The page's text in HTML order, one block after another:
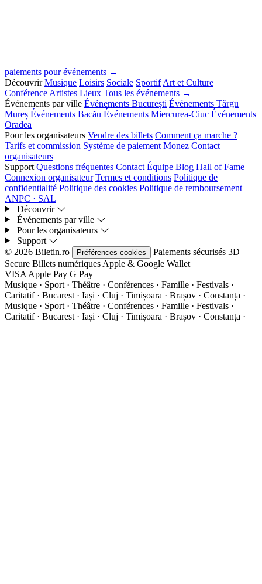
paiements pour événements →
Découvrir Musique Loisirs Sociale Sportif Art et Culture
Conférence Artistes Lieux Tous les événements →
Événements par ville Événements București Événements Târgu
Mureș Événements Bacău Événements Miercurea-Ciuc Événements
Oradea
Pour les organisateurs Vendre des billets Comment ça marche ?
Tarifs et commission Système de paiement Monez Contact
organisateurs
Support Questions fréquentes Contact Équipe Blog Hall of Fame
Connexion organisateur Termes et conditions Politique de
confidentialité Politique des cookies Politique de remboursement
ANPC · SAL
Découvrir
Événements par ville
Pour les organisateurs
Support
© 2026 Biletin.ro
Préférences cookies Paiements sécurisés 3D
Secure Billets numériques Apple & Google Wallet
VISA Apple Pay G Pay
Musique · Sport · Théâtre · Conférences · Famille · Festivals ·
Caritatif · Bucarest · Iași · Cluj · Timișoara · Brașov · Constanța ·
Musique · Sport · Théâtre · Conférences · Famille · Festivals ·
Caritatif · Bucarest · Iași · Cluj · Timișoara · Brașov · Constanța ·